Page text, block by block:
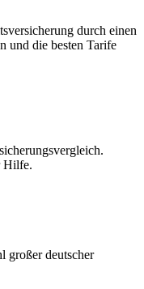
durch einen
und die besten Tarife
Hilfe.
großer deutscher